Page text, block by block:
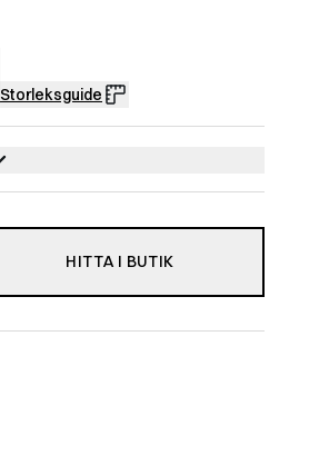
Storleksguide
HITTA I BUTIK